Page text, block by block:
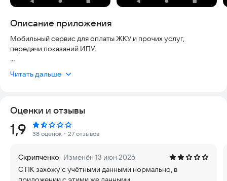
Описание приложения
Мобильный сервис для оплаты ЖКУ и прочих услуг,
передачи показаний ИПУ.
просмотра выставленных квитанций, передачи показаний
из дома.
С нами Вы сможете:
1. Оплатить все виды ЖКУ (Горячее и холодное
капитальный ремонт, Домофон и т.д.);
2. Передать показания ИПУ;
Читать дальше
Оценки и отзывы
Рейтинг:
1,9 38 оценок ・27 отзывов
Скрипченко Изменён 13 июн 2026
С ПК захожу с учётными данными нормально, в